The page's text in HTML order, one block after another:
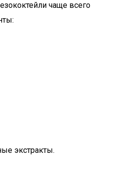
чаще всего
экстракты.